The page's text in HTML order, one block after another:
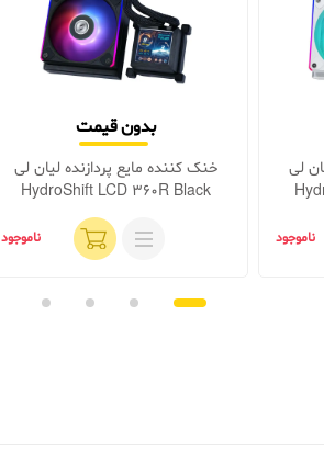
بدون قیمت
خنک کننده مایع پردازنده لیان لی
HydroShift LCD 360R Black
ناموجود
لی
ناموجود